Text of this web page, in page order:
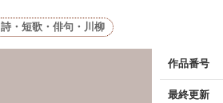
詩・短歌・俳句・川柳
作品番号
最終更新